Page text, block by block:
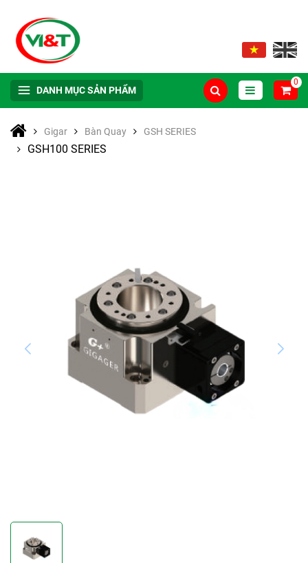
DANH MỤC SẢN PHẨM
0
Gigar Bàn Quay GSH SERIES
GSH100 SERIES